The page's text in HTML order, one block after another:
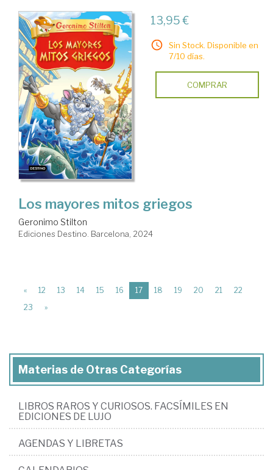
13,95 €
Sin Stock. Disponible en
7/10 días.
COMPRAR
Los mayores mitos griegos
Geronimo Stilton
Ediciones Destino. Barcelona, 2024
« 12 13 14 15 16 17(current)
18 19 20 21
22
23
»
Materias de Otras Categorías
LIBROS RAROS Y CURIOSOS. FACSÍMILES EN
EDICIONES DE LUJO
AGENDAS Y LIBRETAS